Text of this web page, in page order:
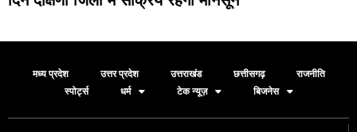
मध्य प्रदेश उत्तर प्रदेश उत्तराखंड छत्तीसगढ़
राजनीति
स्पोर्ट्स
धर्म टेक न्यूज़ बिजनेस